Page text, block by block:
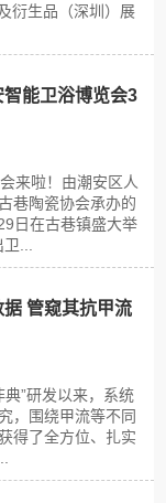
衍生品（深圳）展
能卫浴博览会3
来啦！由潮安区人
巷陶瓷协会承办的
日在古巷镇盛大举
...
管窥其抗甲流
”研发以来，系统
，围绕甲流等不同
得了全方位、扎实